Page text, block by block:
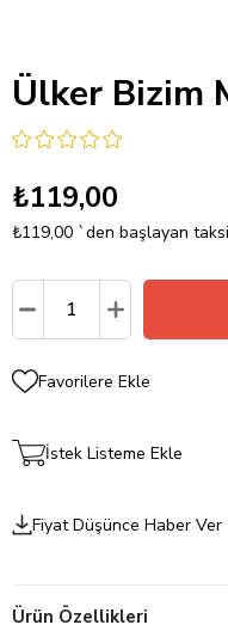
Ülker Bizim
₺119,00
₺119,00 `den başlayan
Favorilere Ekle
İstek Listeme Ekle
Fiyat Düşünce Haber Ver
Ürün Özellikleri